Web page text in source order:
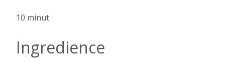
10 minut
Ingredience